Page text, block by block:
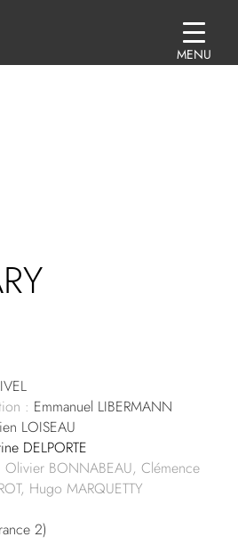
: Emmanuel LIBERMANN
LOISEAU
DELPORTE
Olivier BONNABEAU, Clémence
Hugo MARQUETTY
2)
MENU